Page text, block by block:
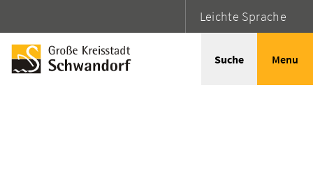
Leichte Sprache
Suche Menu